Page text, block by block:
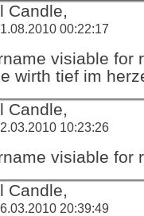
Candle,
00:22:17
visiable for
wirth tief im
Candle,
10:23:26
visiable for
Candle,
20:39:49